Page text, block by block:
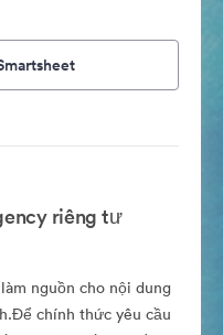
riêng tư
nguồn cho nội dung
chính thức yêu cầu